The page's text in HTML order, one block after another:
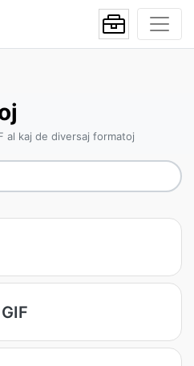
al kaj de diversaj formatoj